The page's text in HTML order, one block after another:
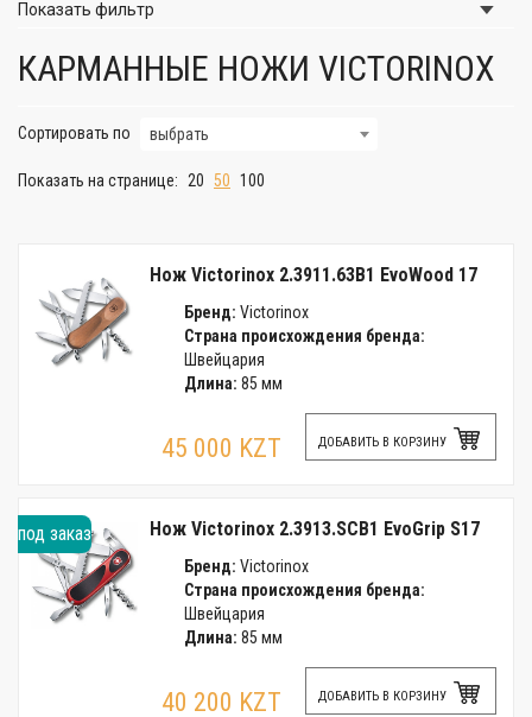
Показать фильтр
КАРМАННЫЕ НОЖИ VICTORINOX
Сортировать по выбрать
Показать на странице: 20 50 100
Нож Victorinox 2.3911.63B1 EvoWood 17
Бренд: Victorinox
Страна происхождения бренда:
Швейцария
Длина: 85 мм
45 000 KZT ДОБАВИТЬ В КОРЗИНУ
под заказ Нож Victorinox 2.3913.SCB1 EvoGrip S17
Бренд: Victorinox
Страна происхождения бренда:
Швейцария
Длина: 85 мм
40 200 KZT ДОБАВИТЬ В КОРЗИНУ